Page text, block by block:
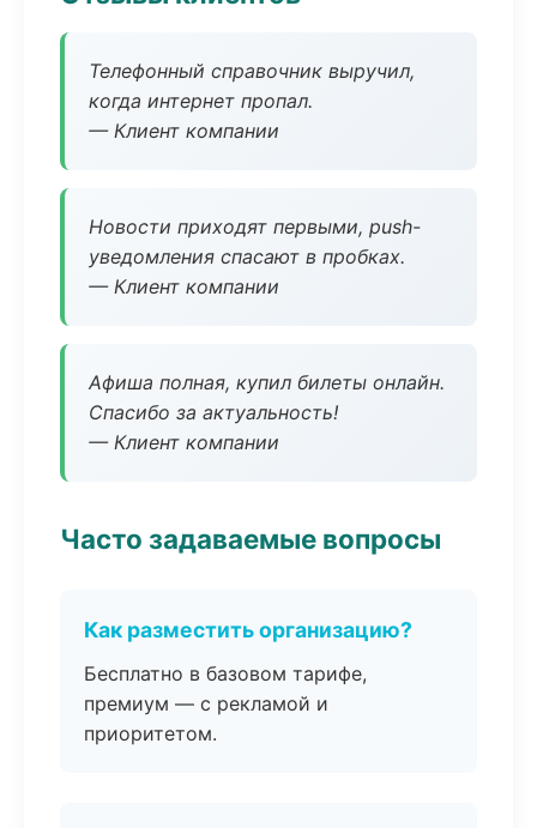
Телефонный справочник выручил,
когда интернет пропал.
— Клиент компании
Новости приходят первыми, push-
уведомления спасают в пробках.
— Клиент компании
Афиша полная, купил билеты онлайн.
Спасибо за актуальность!
— Клиент компании
Часто задаваемые вопросы
Как разместить организацию?
Бесплатно в базовом тарифе,
премиум — с рекламой и
приоритетом.